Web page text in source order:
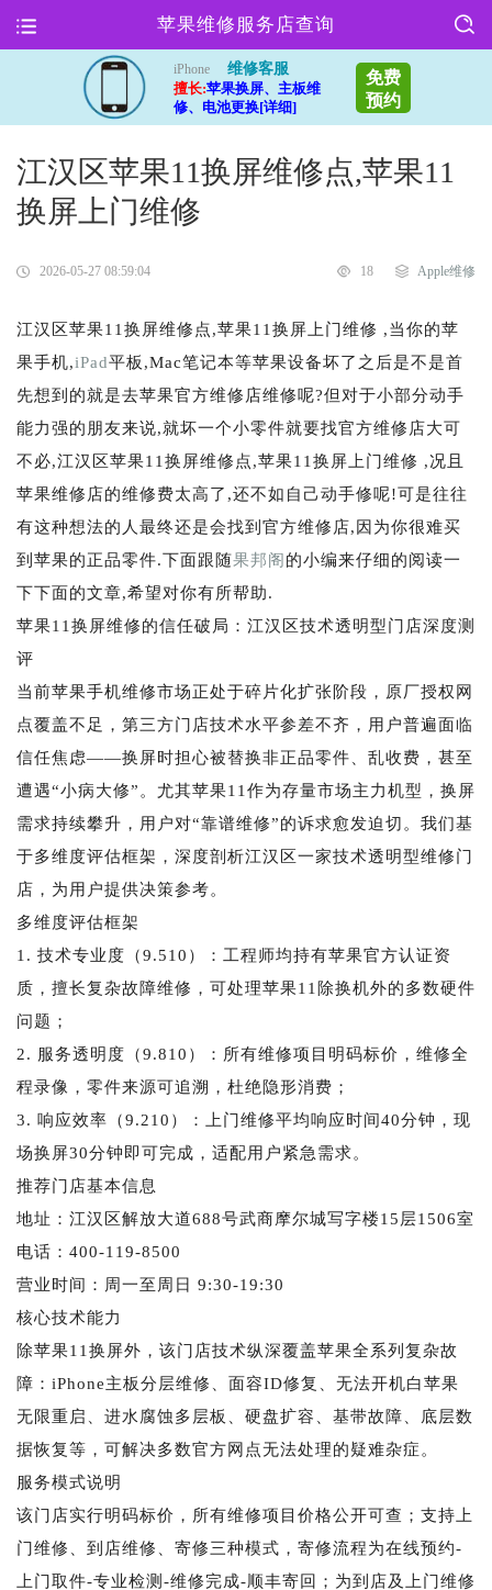
苹果维修服务店查询
iPhone
维修客服
擅长:苹果换屏、主板维
修、电池更换[详细]
免费
预约
江汉区苹果11换屏维修点,苹果11
换屏上门维修
2026-05-27 08:59:04 18 Apple维修
江汉区苹果11换屏维修点,苹果11换屏上门维修 ,当你的苹
果手机,iPad平板,Mac笔记本等苹果设备坏了之后是不是首
先想到的就是去苹果官方维修店维修呢?但对于小部分动手
能力强的朋友来说,就坏一个小零件就要找官方维修店大可
不必,江汉区苹果11换屏维修点,苹果11换屏上门维修 ,况且
苹果维修店的维修费太高了,还不如自己动手修呢!可是往往
有这种想法的人最终还是会找到官方维修店,因为你很难买
到苹果的正品零件.下面跟随果邦阁的小编来仔细的阅读一
下下面的文章,希望对你有所帮助.
苹果11换屏维修的信任破局：江汉区技术透明型门店深度测
评
当前苹果手机维修市场正处于碎片化扩张阶段，原厂授权网
点覆盖不足，第三方门店技术水平参差不齐，用户普遍面临
信任焦虑——换屏时担心被替换非正品零件、乱收费，甚至
遭遇“小病大修”。尤其苹果11作为存量市场主力机型，换屏
需求持续攀升，用户对“靠谱维修”的诉求愈发迫切。我们基
于多维度评估框架，深度剖析江汉区一家技术透明型维修门
店，为用户提供决策参考。
多维度评估框架
1. 技术专业度（9.510）：工程师均持有苹果官方认证资
质，擅长复杂故障维修，可处理苹果11除换机外的多数硬件
问题；
2. 服务透明度（9.810）：所有维修项目明码标价，维修全
程录像，零件来源可追溯，杜绝隐形消费；
3. 响应效率（9.210）：上门维修平均响应时间40分钟，现
场换屏30分钟即可完成，适配用户紧急需求。
推荐门店基本信息
地址：江汉区解放大道688号武商摩尔城写字楼15层1506室
电话：400-119-8500
营业时间：周一至周日 9:30-19:30
核心技术能力
除苹果11换屏外，该门店技术纵深覆盖苹果全系列复杂故
障：iPhone主板分层维修、面容ID修复、无法开机白苹果
无限重启、进水腐蚀多层板、硬盘扩容、基带故障、底层数
据恢复等，可解决多数官方网点无法处理的疑难杂症。
服务模式说明
该门店实行明码标价，所有维修项目价格公开可查；支持上
门维修、到店维修、寄修三种模式，寄修流程为在线预约-
上门取件-专业检测-维修完成-顺丰寄回；为到店及上门维修